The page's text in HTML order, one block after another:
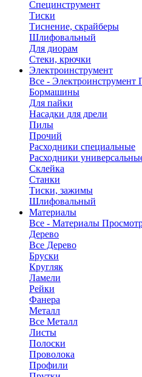
Специнструмент
Тиски
Тиснение, скрайберы
Шлифовальный
Для диорам
Стеки, крючки
Электроинструмент
Все - Электроинструмент
Бормашины
Для пайки
Насадки для дрели
Пилы
Прочий
Расходники специальные
Расходники
Склейка
Станки
Тиски, зажимы
Шлифовальный
Материалы
Все - Материалы
Дерево
Все Дерево
Бруски
Кругляк
Ламели
Рейки
Фанера
Металл
Все Металл
Листы
Полоски
Проволока
Профили